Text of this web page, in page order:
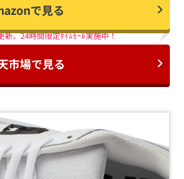
で見る
新。24時間限定ﾀｲﾑｾｰﾙ実施中！
市場で見る